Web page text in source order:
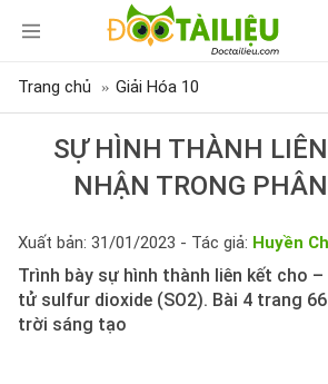
Trang chủ Giải Hóa 10
SỰ HÌNH THÀNH
NHẬN TRONG
Xuất bản: 31/01/2023 - Tác giả: Huyền
Trình bày sự hình thành liên kết cho
tử sulfur dioxide (SO2). Bài 4 trang 66
trời sáng tạo